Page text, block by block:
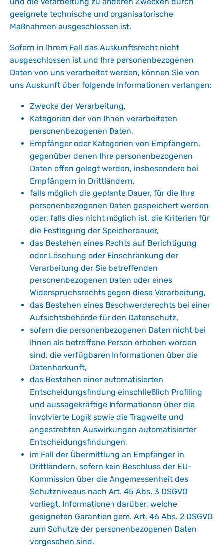
geeignete technische und organisatorische
Maßnahmen ausgeschlossen ist.
Sofern in Ihrem Fall das Auskunftsrecht nicht
ausgeschlossen ist und Ihre personenbezogenen
Daten von uns verarbeitet werden, können Sie von
uns Auskunft über folgende Informationen verlangen:
Zwecke der Verarbeitung,
Kategorien der von Ihnen verarbeiteten
personenbezogenen Daten,
Empfänger oder Kategorien von Empfängern,
gegenüber denen Ihre personenbezogenen
Daten offen gelegt werden, insbesondere bei
Empfängern in Drittländern,
falls möglich die geplante Dauer, für die Ihre
personenbezogenen Daten gespeichert werden
oder, falls dies nicht möglich ist, die Kriterien für
die Festlegung der Speicherdauer,
das Bestehen eines Rechts auf Berichtigung
oder Löschung oder Einschränkung der
Verarbeitung der Sie betreffenden
personenbezogenen Daten oder eines
Widerspruchsrechts gegen diese Verarbeitung,
das Bestehen eines Beschwerderechts bei einer
Aufsichtsbehörde für den Datenschutz,
sofern die personenbezogenen Daten nicht bei
Ihnen als betroffene Person erhoben worden
sind, die verfügbaren Informationen über die
Datenherkunft,
das Bestehen einer automatisierten
Entscheidungsfindung einschließlich Profiling
und aussagekräftige Informationen über die
involvierte Logik sowie die Tragweite und
angestrebten Auswirkungen automatisierter
Entscheidungsfindungen,
im Fall der Übermittlung an Empfänger in
Drittländern, sofern kein Beschluss der EU-
Kommission über die Angemessenheit des
Schutzniveaus nach Art. 45 Abs. 3 DSGVO
vorliegt, Informationen darüber, welche
geeigneten Garantien gem. Art. 46 Abs. 2 DSGVO
zum Schutze der personenbezogenen Daten
vorgesehen sind.